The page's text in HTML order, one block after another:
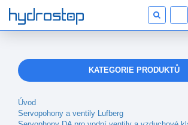
KATEGORIE PRODUKTŮ
Úvod
Servopohony a ventily Lufberg